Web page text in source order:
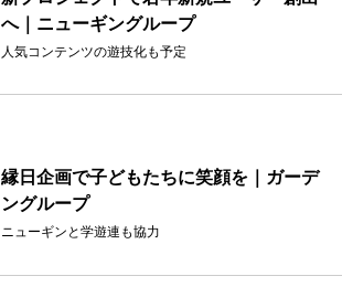
へ｜ニューギングループ
人気コンテンツの遊技化も予定
縁日企画で子どもたちに笑顔を｜ガーデ
ングループ
ニューギンと学遊連も協力